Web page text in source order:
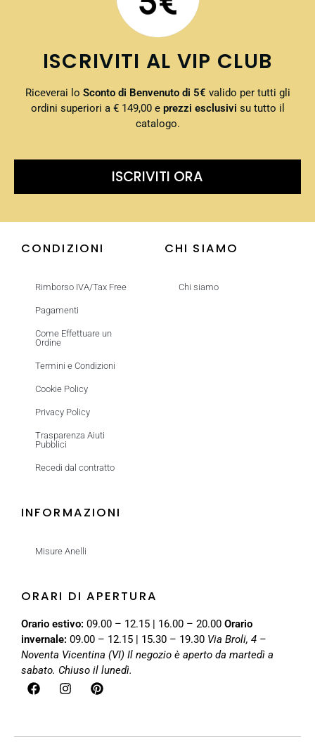
ISCRIVITI AL VIP CLUB
Riceverai lo Sconto di Benvenuto di 5€ valido per tutti gli
ordini superiori a € 149,00 e prezzi esclusivi su tutto il
catalogo.
ISCRIVITI ORA
CONDIZIONI
Rimborso IVA/Tax Free
Pagamenti
Come Effettuare un
Ordine
Termini e Condizioni
Cookie Policy
Privacy Policy
Trasparenza Aiuti
Pubblici
Recedi dal contratto
CHI SIAMO
Chi siamo
INFORMAZIONI
Misure Anelli
ORARI DI APERTURA
Orario estivo: 09.00 – 12.15 | 16.00 – 20.00 Orario
invernale: 09.00 – 12.15 | 15.30 – 19.30 Via Broli, 4 –
Noventa Vicentina (VI) Il negozio è aperto da martedì a
sabato. Chiuso il lunedì.